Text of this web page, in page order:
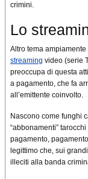
crimini.
Lo
Altro tema
streaming video (serie
preoccupa di questa
a pagamento, che fa
all’emittente coinvolto.
Nascono come funghi
“abbonamenti”
pagamento,
legittimo che, sui
illeciti alla banda